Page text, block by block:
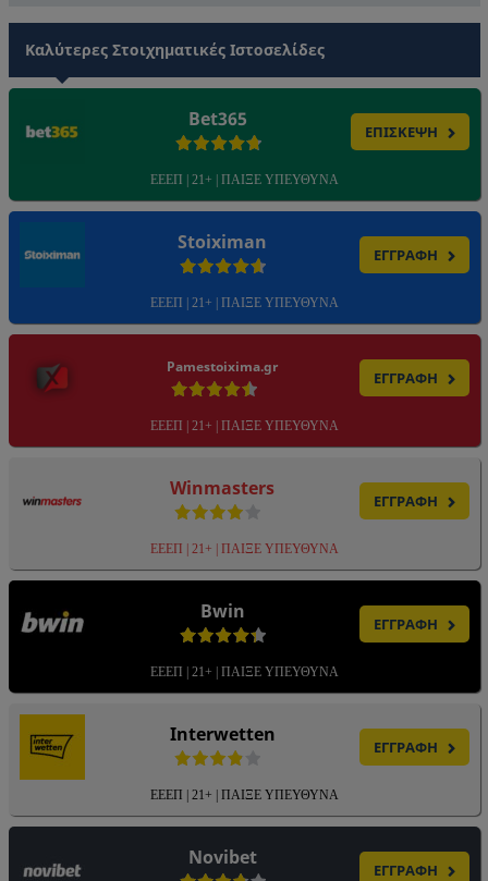
Καλύτερες Στοιχηματικές Ιστοσελίδες
Bet365
ΕΠΙΣΚΕΨΗ
ΕΕΕΠ | 21+ | ΠΑΙΞΕ ΥΠΕΥΘΥΝΑ
Stoiximan
ΕΓΓΡΑΦΗ
ΕΕΕΠ | 21+ | ΠΑΙΞΕ ΥΠΕΥΘΥΝΑ
Pamestoixima.gr
ΕΓΓΡΑΦΗ
ΕΕΕΠ | 21+ | ΠΑΙΞΕ ΥΠΕΥΘΥΝΑ
Winmasters
ΕΓΓΡΑΦΗ
ΕΕΕΠ | 21+ | ΠΑΙΞΕ ΥΠΕΥΘΥΝΑ
Bwin
ΕΓΓΡΑΦΗ
ΕΕΕΠ | 21+ | ΠΑΙΞΕ ΥΠΕΥΘΥΝΑ
Interwetten
ΕΓΓΡΑΦΗ
ΕΕΕΠ | 21+ | ΠΑΙΞΕ ΥΠΕΥΘΥΝΑ
Novibet
ΕΓΓΡΑΦΗ